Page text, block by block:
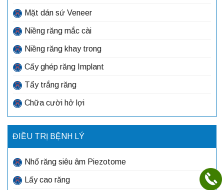
Mặt dán sứ Veneer
Niềng răng mắc cài
Niềng răng khay trong
Cấy ghép răng Implant
Tẩy trắng răng
Chữa cười hở lợi
ĐIỀU TRỊ BỆNH LÝ
Nhổ răng siêu âm Piezotome
Lấy cao răng